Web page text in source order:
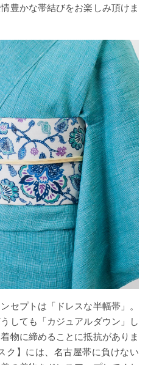
豊かな帯結びをお楽しみ頂けま
セプトは「ドレスな半幅帯」。
しても「カジュアルダウン」し
物に締めることに抵抗がありま
ク】には、名古屋帯に負けない